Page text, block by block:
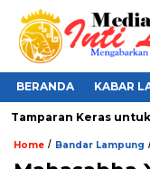
BERANDA KABAR
Keras untuk
Home / Bandar Lampung